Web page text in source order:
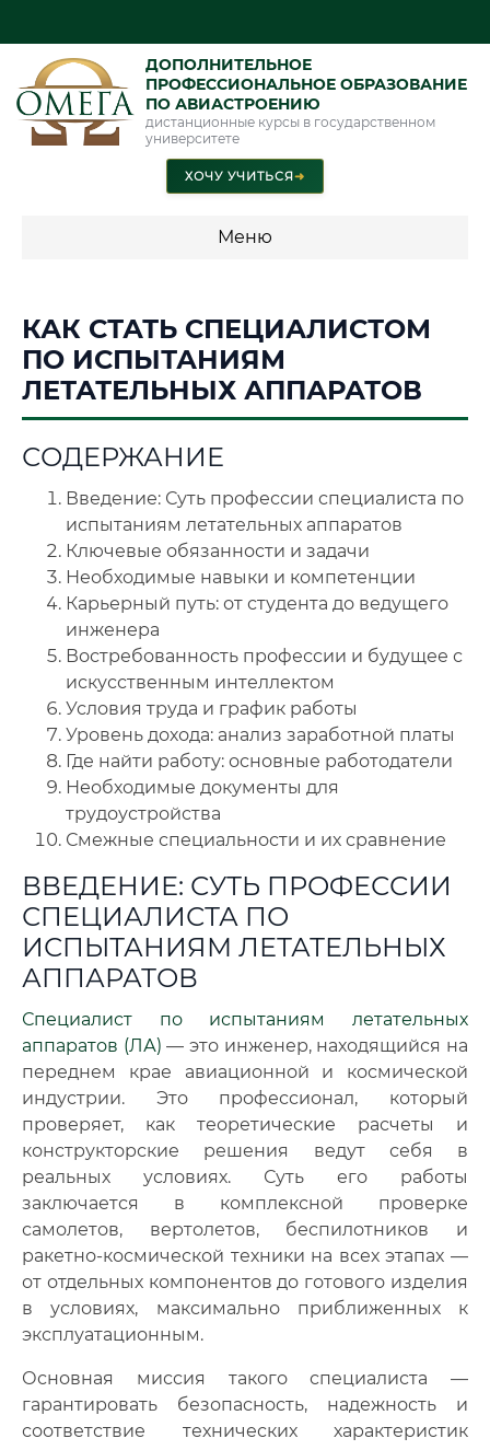
ДОПОЛНИТЕЛЬНОЕ
ПРОФЕССИОНАЛЬНОЕ ОБРАЗОВАНИЕ
ПО АВИАСТРОЕНИЮ
дистанционные курсы в государственном
университете
ХОЧУ УЧИТЬСЯ➜
Меню
Стоимость по программам обучения "Авиастроение"
📜 Документы и аккредитация ФИС ФРДО
🔍Нажмите на документ для увеличения и просмотра
КАК СТАТЬ СПЕЦИАЛИСТОМ
ПО ИСПЫТАНИЯМ
ЛЕТАТЕЛЬНЫХ АППАРАТОВ
СОДЕРЖАНИЕ
Введение: Суть профессии специалиста по
испытаниям летательных аппаратов
Ключевые обязанности и задачи
Необходимые навыки и компетенции
Карьерный путь: от студента до ведущего
инженера
Востребованность профессии и будущее с
искусственным интеллектом
Условия труда и график работы
Уровень дохода: анализ заработной платы
Где найти работу: основные работодатели
Необходимые документы для
трудоустройства
Смежные специальности и их сравнение
ВВЕДЕНИЕ: СУТЬ ПРОФЕССИИ
СПЕЦИАЛИСТА ПО
ИСПЫТАНИЯМ ЛЕТАТЕЛЬНЫХ
АППАРАТОВ
Специалист по испытаниям летательных
аппаратов (ЛА) — это инженер, находящийся на
переднем крае авиационной и космической
индустрии. Это профессионал, который
проверяет, как теоретические расчеты и
конструкторские решения ведут себя в
реальных условиях. Суть его работы
заключается в комплексной проверке
самолетов, вертолетов, беспилотников и
ракетно-космической техники на всех этапах —
от отдельных компонентов до готового изделия
в условиях, максимально приближенных к
эксплуатационным.
Основная миссия такого специалиста —
гарантировать безопасность, надежность и
соответствие технических характеристик